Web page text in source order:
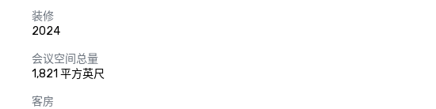
装修
2024
会议空间总量
1,821 平方英尺
客房